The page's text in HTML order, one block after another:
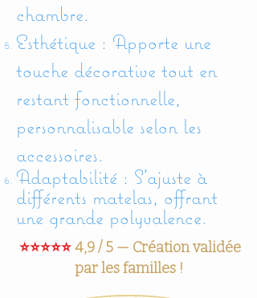
chambre.
Esthétique : Apporte une
touche décorative tout en
restant fonctionnelle,
personnalisable selon les
accessoires.
Adaptabilité : S’ajuste à
différents matelas, offrant
une grande polyvalence.
⭐⭐⭐⭐⭐4,9 / 5 — Création validée
par les familles !